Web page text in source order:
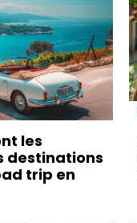
les
destinations
trip en